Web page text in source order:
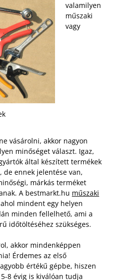
valamilyen
műszaki
vagy
vásárolni, akkor nagyon
minőséget választ. Igaz,
által készített termékek
de ennek jelentése van,
márkás terméket
A bestmarkt.hu műszaki
mindent egy helyen
minden fellelhető, ami a
időtöltéséhez szükséges.
akkor mindenképpen
Érdemes az első
értékű gépbe, hiszen
8 évig is kiválóan tudja